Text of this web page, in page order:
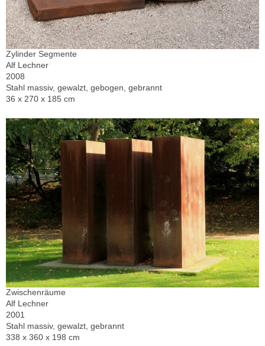
Zylinder Segmente
Alf Lechner
2008
Stahl massiv, gewalzt, gebogen, gebrannt
36 x 270 x 185 cm
Zwischenräume
Alf Lechner
2001
Stahl massiv, gewalzt, gebrannt
338 x 360 x 198 cm